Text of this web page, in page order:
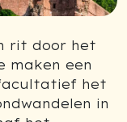
rit door het
maken een
het
in